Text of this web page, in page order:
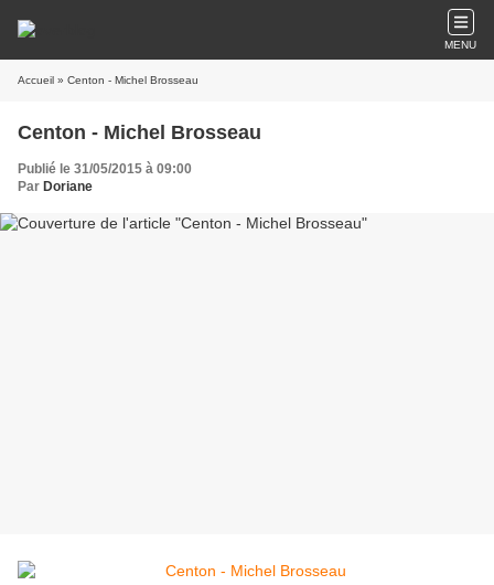
MENU
Accueil » Centon - Michel Brosseau
Centon - Michel Brosseau
Publié le 31/05/2015 à 09:00
Par Doriane